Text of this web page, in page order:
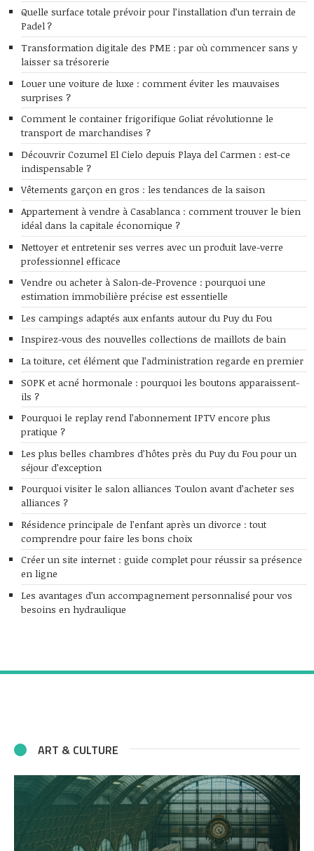
Quelle surface totale prévoir pour l’installation d’un terrain de
Padel ?
Transformation digitale des PME : par où commencer sans y
laisser sa trésorerie
Louer une voiture de luxe : comment éviter les mauvaises
surprises ?
Comment le container frigorifique Goliat révolutionne le
transport de marchandises ?
Découvrir Cozumel El Cielo depuis Playa del Carmen : est-ce
indispensable ?
Vêtements garçon en gros : les tendances de la saison
Appartement à vendre à Casablanca : comment trouver le bien
idéal dans la capitale économique ?
Nettoyer et entretenir ses verres avec un produit lave-verre
professionnel efficace
Vendre ou acheter à Salon-de-Provence : pourquoi une
estimation immobilière précise est essentielle
Les campings adaptés aux enfants autour du Puy du Fou
Inspirez-vous des nouvelles collections de maillots de bain
La toiture, cet élément que l’administration regarde en premier
SOPK et acné hormonale : pourquoi les boutons apparaissent-
ils ?
Pourquoi le replay rend l’abonnement IPTV encore plus
pratique ?
Les plus belles chambres d’hôtes près du Puy du Fou pour un
séjour d’exception
Pourquoi visiter le salon alliances Toulon avant d’acheter ses
alliances ?
Résidence principale de l’enfant après un divorce : tout
comprendre pour faire les bons choix
Créer un site internet : guide complet pour réussir sa présence
en ligne
Les avantages d’un accompagnement personnalisé pour vos
besoins en hydraulique
ART & CULTURE